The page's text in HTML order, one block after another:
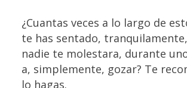
¿Cuantas veces a lo largo de
te has sentado,
nadie te molestara, durante
a, simplemente, gozar? Te
lo hagas.